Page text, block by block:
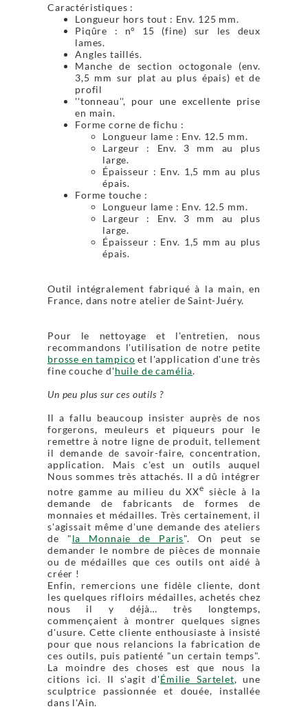
Caractéristiques :
Longueur hors tout : Env. 125 mm.
Piqûre : n° 15 (fine) sur les deux
lames.
Angles taillés.
Manche de section octogonale (env.
3,5 mm sur plat au plus épais) et de
profil
''tonneau'', pour une excellente prise
en main.
Forme corne de fichu :
Longueur lame : Env. 12.5 mm.
Largeur : Env. 3 mm au plus
large.
Épaisseur : Env. 1,5 mm au plus
épais.
Forme touche :
Longueur lame : Env. 12.5 mm.
Largeur : Env. 3 mm au plus
large.
Épaisseur : Env. 1,5 mm au plus
épais.
Outil intégralement fabriqué à la main, en
France, dans notre atelier de Saint-Juéry.
Pour le nettoyage et l'entretien, nous
recommandons l'utilisation de notre petite
brosse en tampico et l'application d'une très
fine couche d'huile de camélia.
Un peu plus sur ces outils ?
Il a fallu beaucoup insister auprès de nos
forgerons, meuleurs et piqueurs pour le
remettre à notre ligne de produit, tellement
il demande de savoir-faire, concentration,
application. Mais c'est un outils auquel
Nous sommes très attachés. Il a dû intégrer
notre gamme au milieu du XXe siècle à la
demande de fabricants de formes de
monnaies et médailles. Très certainement, il
s'agissait même d'une demande des ateliers
de "la Monnaie de Paris". On peut se
demander le nombre de pièces de monnaie
ou de médailles que ces outils ont aidé à
créer !
Enfin, remercions une fidèle cliente, dont
les quelques rifloirs médailles, achetés chez
nous il y déjà… très longtemps,
commençaient à montrer quelques signes
d'usure. Cette cliente enthousiaste à insisté
pour que nous relancions la fabrication de
ces outils, puis patienté "un certain temps".
La moindre des choses est que nous la
citions ici. Il s'agit d'Émilie Sartelet, une
sculptrice passionnée et douée, installée
dans l'Ain.